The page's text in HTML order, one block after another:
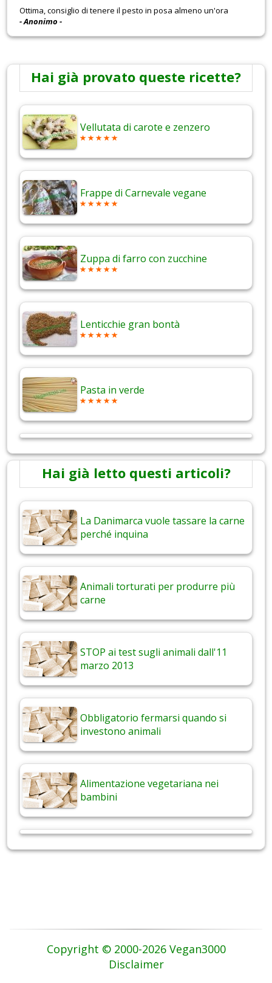
Ottima, consiglio di tenere il pesto in posa almeno un'ora
- Anonimo -
Hai già provato queste ricette?
Vellutata di carote e zenzero
Frappe di Carnevale vegane
Zuppa di farro con zucchine
Lenticchie gran bontà
Pasta in verde
Hai già letto questi articoli?
La Danimarca vuole tassare la carne
perché inquina
Animali torturati per produrre più
carne
STOP ai test sugli animali dall'11
marzo 2013
Obbligatorio fermarsi quando si
investono animali
Alimentazione vegetariana nei
bambini
Copyright © 2000-2026 Vegan3000
Disclaimer